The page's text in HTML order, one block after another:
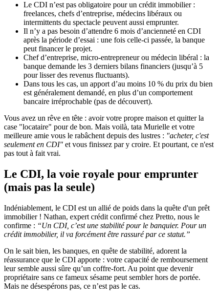
Le CDI n’est pas obligatoire pour un crédit immobilier :
freelances, chefs d’entreprise, médecins libéraux ou
intermittents du spectacle peuvent aussi emprunter.
Il n’y a pas besoin d’attendre 6 mois d’ancienneté en CDI
après la période d’essai : une fois celle-ci passée, la banque
peut financer le projet.
Chef d’entreprise, micro-entrepreneur ou médecin libéral : la
banque demande les 3 derniers bilans financiers (jusqu’à 5
pour lisser des revenus fluctuants).
Dans tous les cas, un apport d’au moins 10 % du prix du bien
est généralement demandé, en plus d’un comportement
bancaire irréprochable (pas de découvert).
Vous avez un rêve en tête : avoir votre propre maison et quitter la
case "locataire" pour de bon. Mais voilà, tata Murielle et votre
meilleure amie vous le rabâchent depuis des lustres : "acheter, c'est
seulement en CDI" et vous finissez par y croire. Et pourtant, ce n'est
pas tout à fait vrai.
Le CDI, la voie royale pour emprunter
(mais pas la seule)
Indéniablement, le CDI est un allié de poids dans la quête d'un prêt
immobilier ! Nathan, expert crédit confirmé chez Pretto, nous le
confirme : “Un CDI, c’est une stabilité pour le banquier. Pour un
crédit immobilier, il va forcément être rassuré par ce statut.”
On le sait bien, les banques, en quête de stabilité, adorent la
réassurance que le CDI apporte : votre capacité de remboursement
leur semble aussi sûre qu’un coffre-fort. Au point que devenir
propriétaire sans ce fameux sésame peut sembler hors de portée.
Mais ne désespérons pas, ce n’est pas le cas.